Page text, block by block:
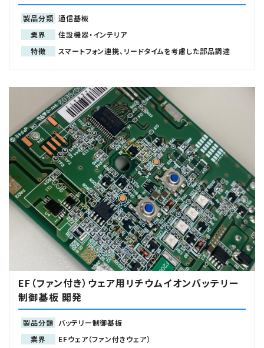
製品分類 通信基板
業界
住設機器・インテリア
特徴
スマートフォン連携、リードタイムを考慮した部品調達
EF（ファン付き）ウェア用リチウムイオンバッテリー
制御基板 開発
製品分類 バッテリー制御基板
業界
EFウェア（ファン付きウェア）